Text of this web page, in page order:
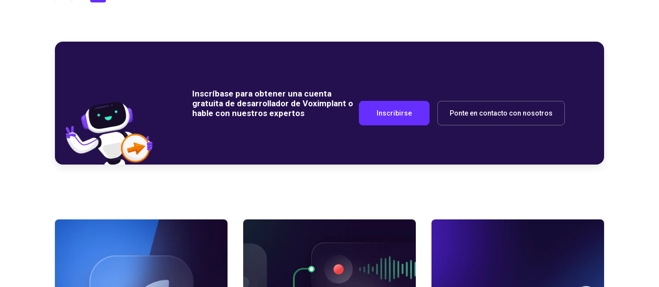
Inscríbase para obtener una cuenta
gratuita de desarrollador de Voximplant o
hable con nuestros expertos
Inscribirse Ponte en contacto con nosotros